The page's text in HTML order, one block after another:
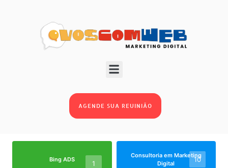
AGENDE SUA REUINIÃO
Bing ADS 1
Consultoria em Marketing
Digital
10